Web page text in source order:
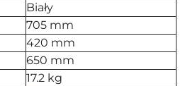
Biały
705 mm
420 mm
650 mm
17.2 kg